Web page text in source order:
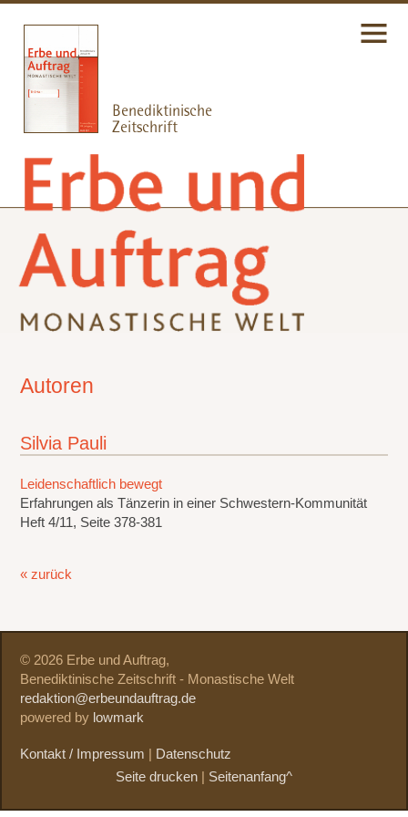
Autoren
Silvia Pauli
Leidenschaftlich bewegt
Erfahrungen als Tänzerin in einer Schwestern-Kommunität
Heft 4/11, Seite 378-381
« zurück
© 2026 Erbe und Auftrag,
Benediktinische Zeitschrift - Monastische Welt
redaktion@erbeundauftrag.de
powered by lowmark
Kontakt / Impressum
Datenschutz
Seite drucken
Seitenanfang^